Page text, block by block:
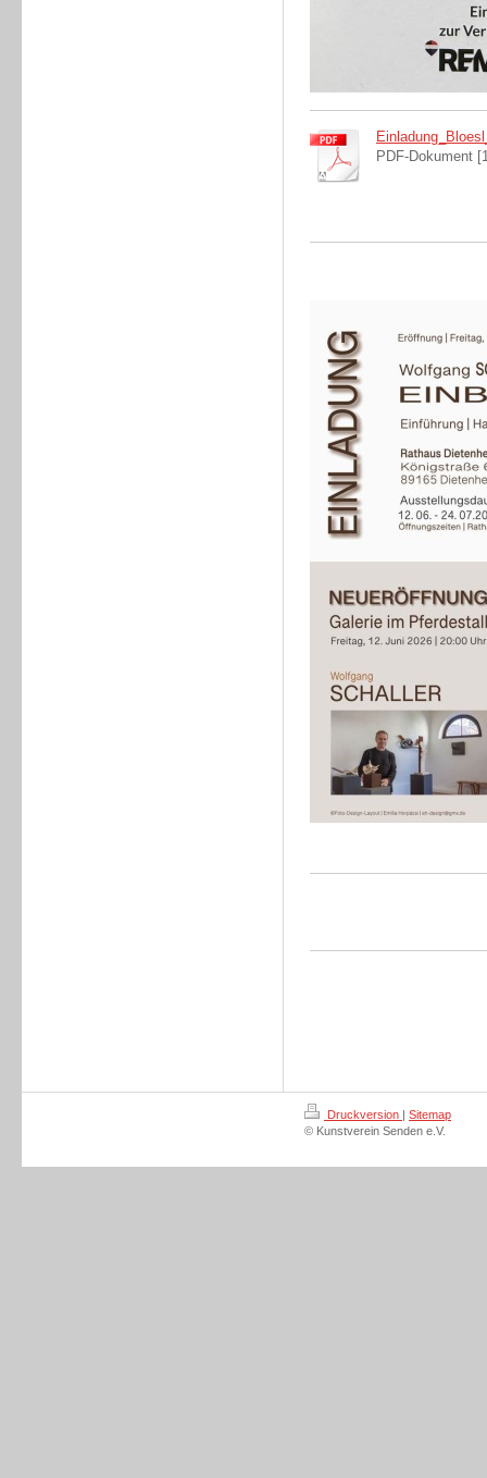
PDF-Dokument
Druckversion | Sitemap
© Kunstverein Senden e.V.